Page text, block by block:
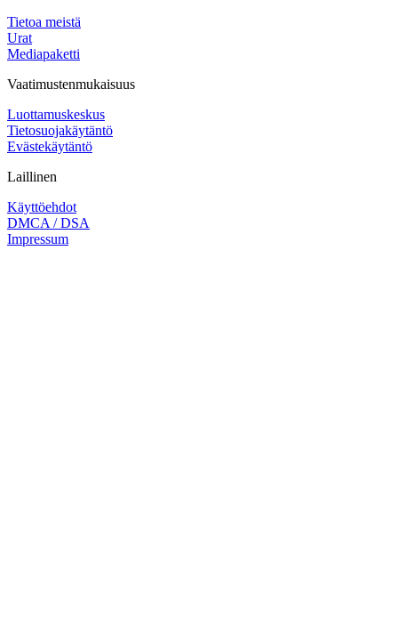
Tietoa meistä
Urat
Mediapaketti
Vaatimustenmukaisuus
Luottamuskeskus
Tietosuojakäytäntö
Evästekäytäntö
Laillinen
Käyttöehdot
DMCA / DSA
Impressum